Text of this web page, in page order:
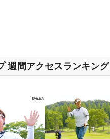
週間アクセスランキング